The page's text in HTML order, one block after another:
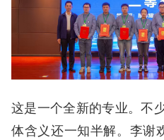
这是一个全新的专业。不
体含义还一知半解。李谢